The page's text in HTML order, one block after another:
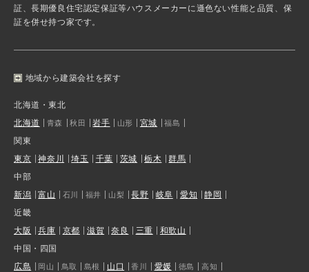
証、長期優良住宅認定保証等ハウスメーカーに遜色ない性能と品質、保
証を併せ持つ家です。
地域から建築会社を探す
北海道・東北
北海道
青森 秋田 岩手 山形 宮城 福島
関東
東京
神奈川 埼玉 千葉 茨城 栃木
群馬
中部
新潟
富山 石川 福井 山梨 長野 岐阜 愛知
静岡
近畿
大阪
兵庫 京都 滋賀 奈良 三重
和歌山
中国・四国
広島
岡山 鳥取 島根 山口 香川 愛媛 徳島 高知